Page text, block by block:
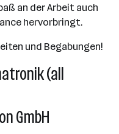
an der Arbeit auch
hervorbringt.
und Begabungen!
(all
GmbH